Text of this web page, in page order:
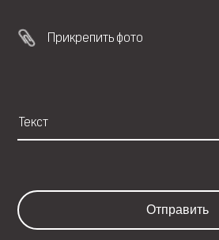
Прикрепить фото
Отправить